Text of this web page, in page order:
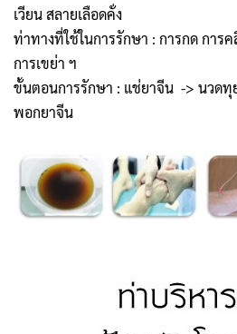
เวียน สลายเลือดคั่ง
ท่าทางที่ใช้ในการรักษา : การกด การ
การเขย่า ฯ
ขั้นตอนการรักษา : แช่ยาจีน -> นว
พอกยาจีน